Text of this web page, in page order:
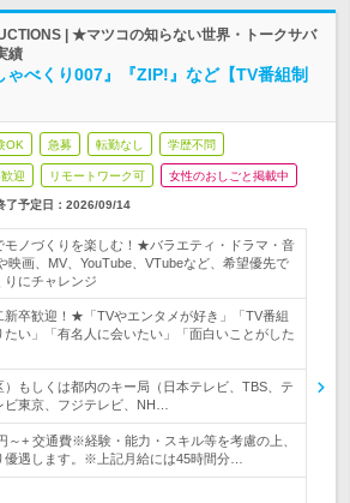
| ★マツコの知らない世界・トークサバ
績
ゃべくり007』『ZIP!』など【TV番組制
OK 急募 転勤なし 学歴不問
迎 リモートワーク可 女性のおしごと掲載中
了予定日： 2026/09/14
ノづくりを楽しむ！★バラエティ・ドラマ・音
映画、MV、YouTube、VTubeなど、希望優先で
りにチャレンジ
卒歓迎！★「TVやエンタメが好き」「TV番組
たい」「有名人に会いたい」「面白いことがした
もしくは都内のキー局（日本テレビ、TBS、テ
ビ東京、フジテレビ、NH…
～+ 交通費※経験・能力・スキル等を考慮の上、
優遇します。※上記月給には45時間分…